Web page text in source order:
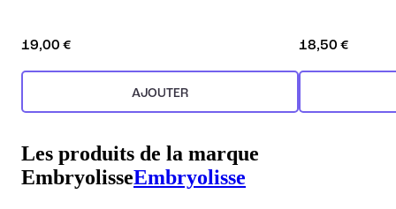
19,00 €
AJOUTER
18,50 €
Les produits de la marque
EmbryolisseEmbryolisse